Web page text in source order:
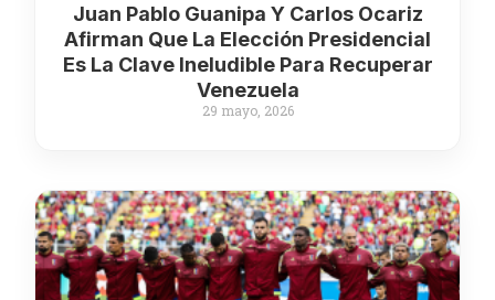
Juan Pablo Guanipa Y Carlos Ocariz
Afirman Que La Elección Presidencial
Es La Clave Ineludible Para Recuperar
Venezuela
29 mayo, 2026